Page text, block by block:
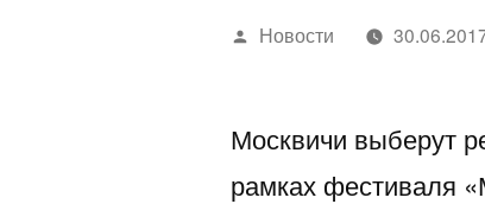
Написано
Новости
Москвичи выберут
рамках фестиваля